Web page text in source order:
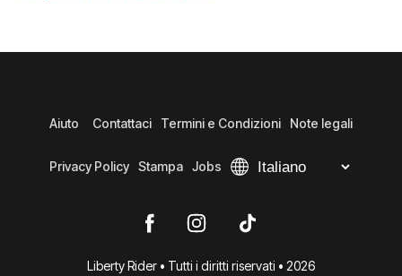
Aiuto Contattaci Termini e Condizioni Note legali
Privacy Policy Stampa Jobs
Liberty Rider • Tutti i diritti riservati • 2026